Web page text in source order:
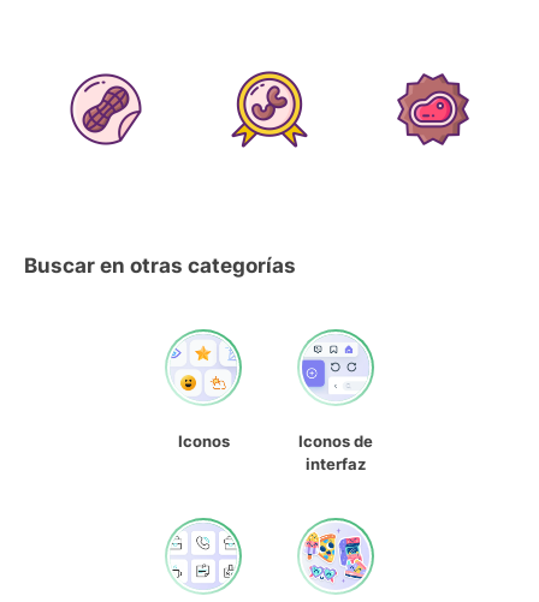
Buscar en otras categorías
Iconos
Iconos de
interfaz